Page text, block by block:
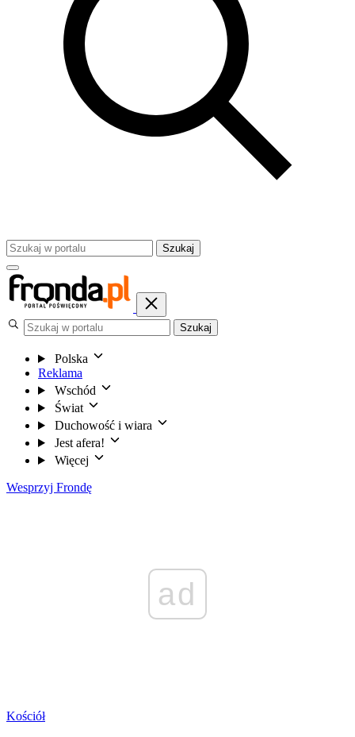
Szukaj
Szukaj
Polska
Reklama
Wschód
Świat
Duchowość i wiara
Jest afera!
Więcej
Wesprzyj Frondę
ad
Kościół